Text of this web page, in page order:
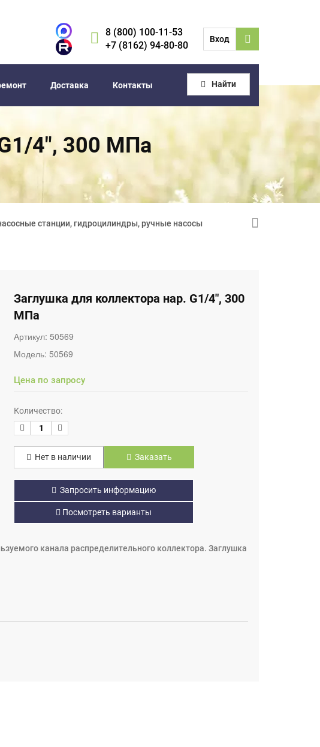
8 (800) 100-11-53
+7 (8162) 94-80-80
Вход
Доставка Контакты Найти
4", 300 МПа
станции, гидроцилиндры, ручные насосы
Заглушка для коллектора нар. G1/4", 300
МПа
Артикул:50569
Модель:50569
Цена по запросу
Количество:
Нет в наличии Заказать
Запросить информацию
Посмотреть варианты
канала распределительного коллектора. Заглушка